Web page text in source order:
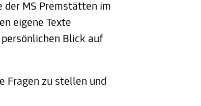
der MS Premstätten im
eigene Texte
Blick auf
Fragen zu stellen und